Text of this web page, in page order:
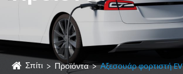
Σπίτι Προϊόντα Αξεσουάρ φορτιστή EV